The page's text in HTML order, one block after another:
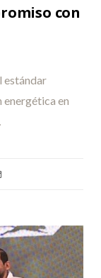
con
estándar
energética en